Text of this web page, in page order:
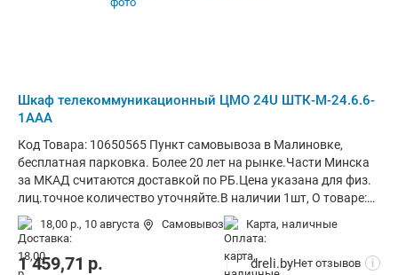
Шкаф телекоммуникационный ЦМО 24U ШТК-М-24.6.6-
1ААА
Код Товара: 10650565 Пункт самовывоза в Малиновке,
бесплатная парковка. Более 20 лет на рынке.Части Минска
за МКАД считаются доставкой по РБ.Цена указана для физ.
лиц.точное количество уточняйте.В наличии 1шт, О товаре:
установка внутри помещения, монтаж стационарный,
материал щита (ящика): металл, степень защиты IP20,
ВхШхГ: 124.5x60x60 см
18,00 р., 10 августа Самовывоз карта, наличные
1 459,71 р. dreli.byНет отзывов i